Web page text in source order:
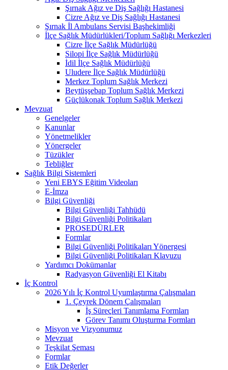
Şırnak Ağız ve Diş Sağlığı Hastanesi
Cizre Ağız ve Diş Sağlığı Hastanesi
Şırnak İl Ambulans Servisi Başhekimliği
İlçe Sağlık Müdürlükleri/Toplum Sağlığı Merkezleri
Cizre İlçe Sağlık Müdürlüğü
Silopi İlçe Sağlık Müdürlüğü
İdil İlçe Sağlık Müdürlüğü
Uludere İlçe Sağlık Müdürlüğü
Merkez Toplum Sağlık Merkezi
Beytüşşebap Toplum Sağlık Merkezi
Güçlükonak Toplum Sağlık Merkezi
Mevzuat
Genelgeler
Kanunlar
Yönetmelikler
Yönergeler
Tüzükler
Tebliğler
Sağlık Bilgi Sistemleri
Yeni EBYS Eğitim Videoları
E-İmza
Bilgi Güvenliği
Bilgi Güvenliği Tahhüdü
Bilgi Güvenliği Politikaları
PROSEDÜRLER
Formlar
Bilgi Güvenliği Politikaları Yönergesi
Bilgi Güvenliği Politikaları Klavuzu
Yardımcı Dokümanlar
Radyasyon Güvenliği El Kitabı
İç Kontrol
2026 Yılı İç Kontrol Uyumlaştırma Çalışmaları
1. Çeyrek Dönem Çalışmaları
İş Süreçleri Tanımlama Formları
Görev Tanımı Oluşturma Formları
Misyon ve Vizyonumuz
Mevzuat
Teşkilat Şeması
Formlar
Etik Değerler